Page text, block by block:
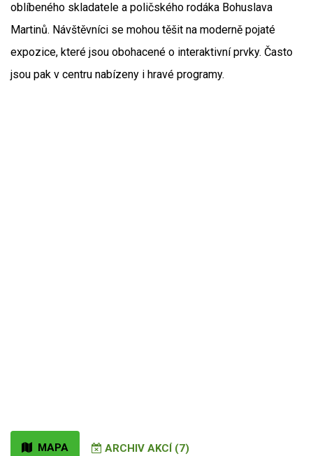
oblíbeného skladatele a poličského rodáka Bohuslava
Martinů. Návštěvníci se mohou těšit na moderně pojaté
expozice, které jsou obohacené o interaktivní prvky. Často
jsou pak v centru nabízeny i hravé programy.
MAPA ARCHIV AKCÍ (7)